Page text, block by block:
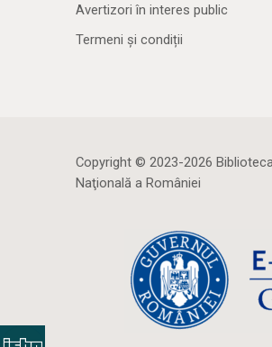
Avertizori în interes public
Termeni și condiții
Copyright © 2023-2026
Naţională a României